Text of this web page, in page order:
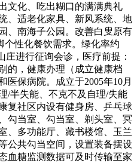
文化、吃出糊口的满满典礼
、适老化家具、新风系统、地
、南海子公园。改善白叟原有
个性化餐饮需求。绿化率约
庄进行征询会诊，医疗前提：
的，健康办理（成立健康档
医保病院。成立于2005年10月
/半失能、不克不及自理/失能
复社区内设有健身房、乒乓球
勾当室、勾当室、剃头室、冥
、多功能厅、藏书楼馆、玉兰
公共勾当空间，设置装备摆设
血糖监测数据可及时传输至家